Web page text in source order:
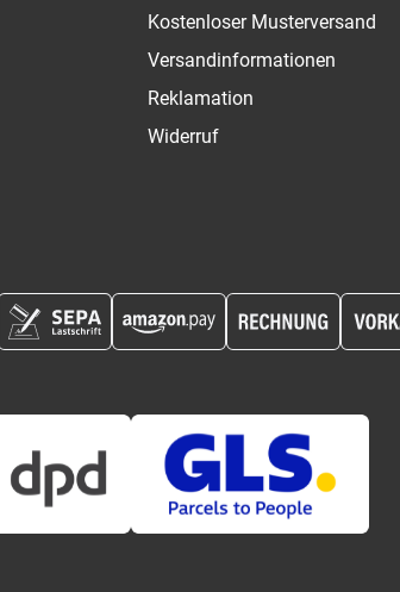
Kostenloser Musterversand
Versandinformationen
Reklamation
Widerruf